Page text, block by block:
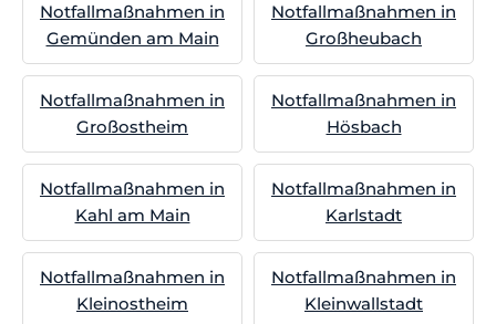
Notfallmaßnahmen in
Gemünden am Main
Notfallmaßnahmen in
Großheubach
Notfallmaßnahmen in
Großostheim
Notfallmaßnahmen in
Hösbach
Notfallmaßnahmen in
Kahl am Main
Notfallmaßnahmen in
Karlstadt
Notfallmaßnahmen in
Kleinostheim
Notfallmaßnahmen in
Kleinwallstadt